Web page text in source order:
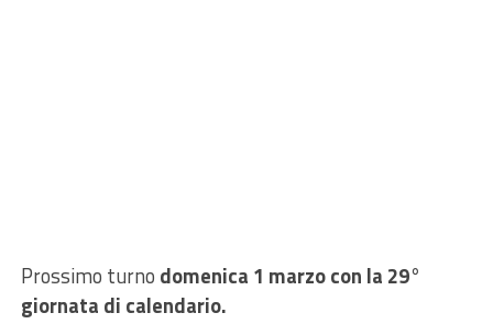
Prossimo turno domenica 1 marzo con la 29°
giornata di calendario.